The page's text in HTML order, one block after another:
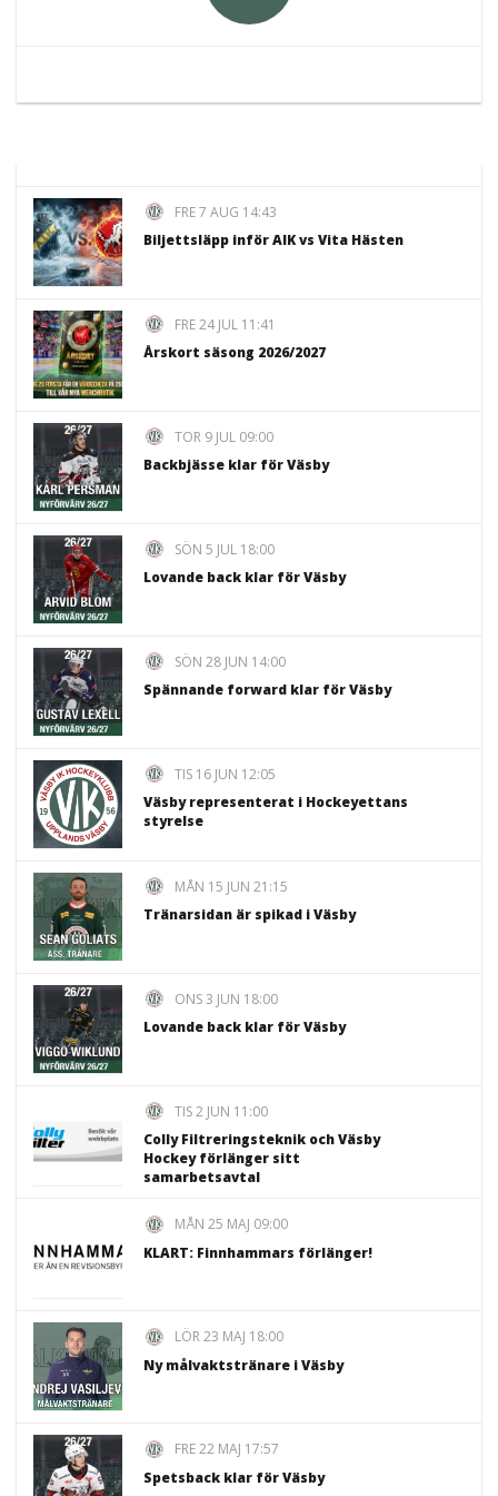
FRE 7 AUG 14:43
Biljettsläpp inför AIK vs Vita Hästen
FRE 24 JUL 11:41
Årskort säsong 2026/2027
TOR 9 JUL 09:00
Backbjässe klar för Väsby
SÖN 5 JUL 18:00
Lovande back klar för Väsby
SÖN 28 JUN 14:00
Spännande forward klar för Väsby
TIS 16 JUN 12:05
Väsby representerat i Hockeyettans
styrelse
MÅN 15 JUN 21:15
Tränarsidan är spikad i Väsby
ONS 3 JUN 18:00
Lovande back klar för Väsby
TIS 2 JUN 11:00
Colly Filtreringsteknik och Väsby
Hockey förlänger sitt
samarbetsavtal
MÅN 25 MAJ 09:00
KLART: Finnhammars förlänger!
LÖR 23 MAJ 18:00
Ny målvaktstränare i Väsby
FRE 22 MAJ 17:57
Spetsback klar för Väsby